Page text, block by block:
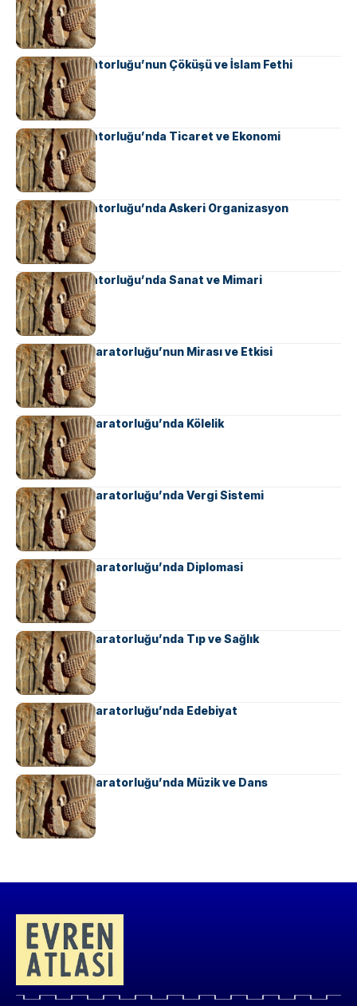
Sasani İmparatorluğu’nun Çöküşü ve İslam Fethi
Sasani İmparatorluğu’nda Ticaret ve Ekonomi
Sasani İmparatorluğu’nda Askeri Organizasyon
Sasani İmparatorluğu’nda Sanat ve Mimari
Ahameniş İmparatorluğu’nun Mirası ve Etkisi
Ahameniş İmparatorluğu’nda Kölelik
Ahameniş İmparatorluğu’nda Vergi Sistemi
Ahameniş İmparatorluğu’nda Diplomasi
Ahameniş İmparatorluğu’nda Tıp ve Sağlık
Ahameniş İmparatorluğu’nda Edebiyat
Ahameniş İmparatorluğu’nda Müzik ve Dans